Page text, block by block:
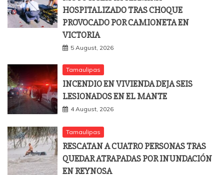
HOSPITALIZADO TRAS CHOQUE
PROVOCADO POR CAMIONETA EN
VICTORIA
5 August, 2026
Tamaulipas
INCENDIO EN VIVIENDA DEJA SEIS
LESIONADOS EN EL MANTE
4 August, 2026
Tamaulipas
RESCATAN A CUATRO PERSONAS TRAS
QUEDAR ATRAPADAS POR INUNDACIÓN
EN REYNOSA